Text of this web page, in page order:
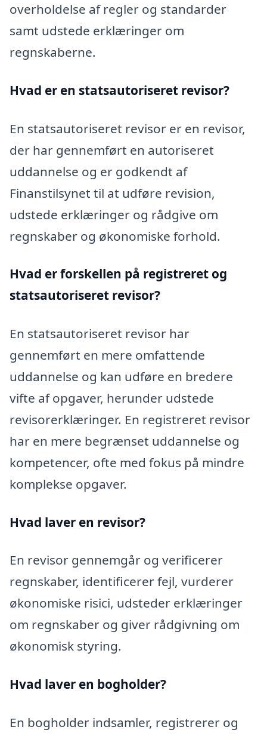
overholdelse af regler og standarder
samt udstede erklæringer om
regnskaberne.
Hvad er en statsautoriseret revisor?
En statsautoriseret revisor er en revisor,
der har gennemført en autoriseret
uddannelse og er godkendt af
Finanstilsynet til at udføre revision,
udstede erklæringer og rådgive om
regnskaber og økonomiske forhold.
Hvad er forskellen på registreret og
statsautoriseret revisor?
En statsautoriseret revisor har
gennemført en mere omfattende
uddannelse og kan udføre en bredere
vifte af opgaver, herunder udstede
revisorerklæringer. En registreret revisor
har en mere begrænset uddannelse og
kompetencer, ofte med fokus på mindre
komplekse opgaver.
Hvad laver en revisor?
En revisor gennemgår og verificerer
regnskaber, identificerer fejl, vurderer
økonomiske risici, udsteder erklæringer
om regnskaber og giver rådgivning om
økonomisk styring.
Hvad laver en bogholder?
En bogholder indsamler, registrerer og